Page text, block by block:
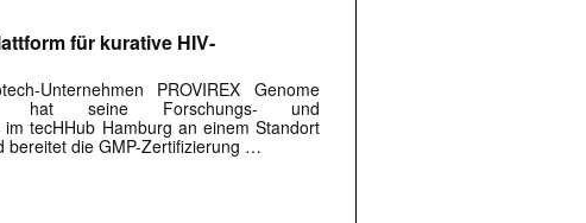
für kurative HIV-
Unternehmen PROVIREX Genome
hat seine Forschungs- und
im tecHHub Hamburg an einem Standort
bereitet die GMP-Zertifizierung …